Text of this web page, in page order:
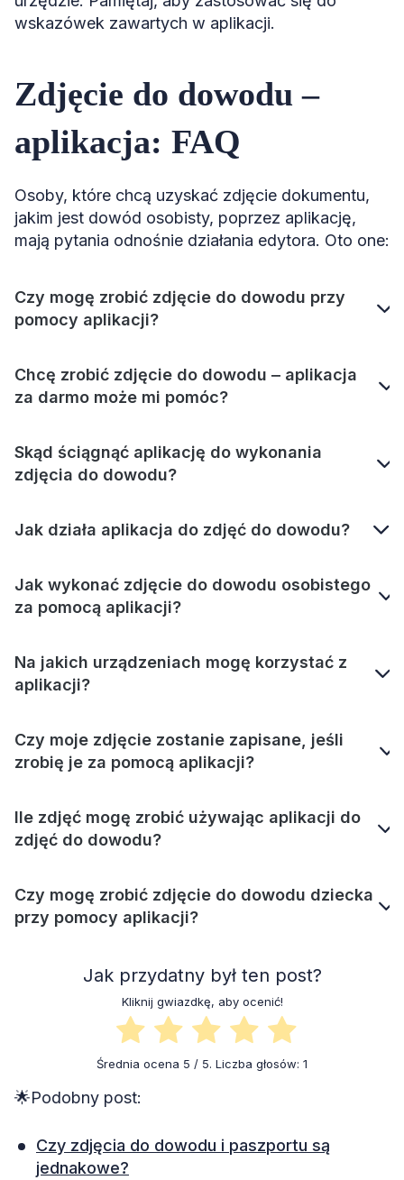
wskazówek zawartych w aplikacji.
Zdjęcie do dowodu ‒
aplikacja: FAQ
Osoby, które chcą uzyskać zdjęcie dokumentu,
jakim jest dowód osobisty, poprzez aplikację,
mają pytania odnośnie działania edytora. Oto one:
Czy mogę zrobić zdjęcie do dowodu przy
pomocy aplikacji?
Chcę zrobić zdjęcie do dowodu ‒ aplikacja
za darmo może mi pomóc?
Skąd ściągnąć aplikację do wykonania
zdjęcia do dowodu?
Jak działa aplikacja do zdjęć do dowodu?
Jak wykonać zdjęcie do dowodu osobistego
za pomocą aplikacji?
Na jakich urządzeniach mogę korzystać z
aplikacji?
Czy moje zdjęcie zostanie zapisane, jeśli
zrobię je za pomocą aplikacji?
Ile zdjęć mogę zrobić używając aplikacji do
zdjęć do dowodu?
Czy mogę zrobić zdjęcie do dowodu dziecka
przy pomocy aplikacji?
Jak przydatny był ten post?
Kliknij gwiazdkę, aby ocenić!
Średnia ocena 5 / 5. Liczba głosów: 1
🌟Podobny post:
Czy zdjęcia do dowodu i paszportu są
jednakowe?